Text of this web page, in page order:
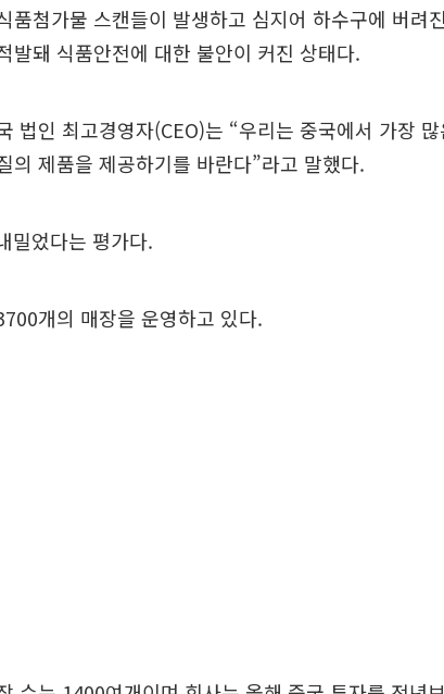
품첨가물 스캔들이 발생하고 심지어 하수구에 버려
발돼 식품안전에 대한 불안이 커진 상태다.
법인 최고경영자(CEO)는 “우리는 중국에서 가장
의 제품을 제공하기를 바란다”라고 말했다.
밀었다는 평가다.
개의 매장을 운영하고 있다.